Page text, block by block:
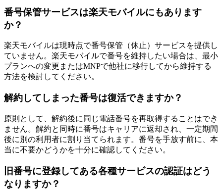
番号保管サービスは楽天モバイルにもあります
か？
楽天モバイルは現時点で番号保管（休止）サービスを提供し
ていません。楽天モバイルで番号を維持したい場合は、最小
プランへの変更またはMNPで他社に移行してから維持する
方法を検討してください。
解約してしまった番号は復活できますか？
原則として、解約後に同じ電話番号を再取得することはでき
ません。解約と同時に番号はキャリアに返却され、一定期間
後に別の利用者に割り当てられます。番号を手放す前に、本
当に不要かどうかを十分に確認してください。
旧番号に登録してある各種サービスの認証はどう
なりますか？